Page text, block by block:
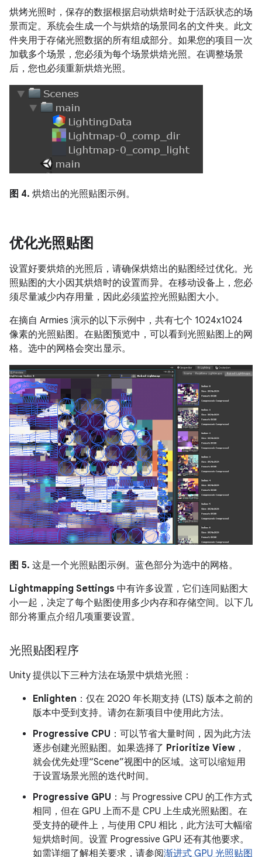
烘烤光照时，保存的数据根据启动烘焙时处于活跃状态的场
景而定。系统会生成一个与烘焙的场景同名的文件夹。此文
件夹用于存储光照数据的所有组成部分。如果您的项目一次
加载多个场景，您必须为每个场景烘焙光照。在调整场景
后，您也必须重新烘焙光照。
图 4. 烘焙出的光照贴图示例。
优化光照贴图
设置好要烘焙的光照后，请确保烘焙出的贴图经过优化。光
照贴图的大小因其烘焙时的设置而异。在移动设备上，您必
须尽量减少内存用量，因此必须监控光照贴图大小。
在摘自 Armies 演示的以下示例中，共有七个 1024x1024
像素的光照贴图。在贴图预览中，可以看到光照贴图上的网
格。选中的网格会突出显示。
图 5. 这是一个光照贴图示例。蓝色部分为选中的网格。
Lightmapping Settings 中有许多设置，它们连同贴图大
小一起，决定了每个贴图使用多少内存和存储空间。以下几
部分将重点介绍几项重要设置。
光照贴图程序
Unity 提供以下三种方法在场景中烘焙光照：
Enlighten ：仅在 2020 年长期支持 (LTS) 版本之前的
版本中受到支持。请勿在新项目中使用此方法。
Progressive CPU ：可以节省大量时间，因为此方法
逐步创建光照贴图。如果选择了 Prioritize View ，
就会优先处理“Scene”视图中的区域。这可以缩短用
于设置场景光照的迭代时间。
Progressive GPU ：与 Progressive CPU 的工作方式
相同，但在 GPU 上而不是 CPU 上生成光照贴图。在
受支持的硬件上，与使用 CPU 相比，此方法可大幅缩
短烘焙时间。设置 Progressive GPU 还有其他要求。
如需详细了解相关要求，请参阅渐进式 GPU 光照贴图